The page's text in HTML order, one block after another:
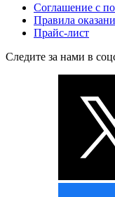
Соглашение с
Правила
Прайс-лист
Следите за нами в